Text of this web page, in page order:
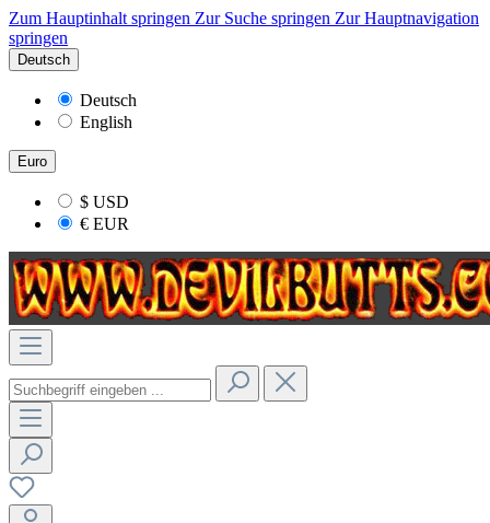
Zum Hauptinhalt springen Zur Suche springen Zur Hauptnavigation
springen
Deutsch
Deutsch
English
Euro
$ USD
€ EUR